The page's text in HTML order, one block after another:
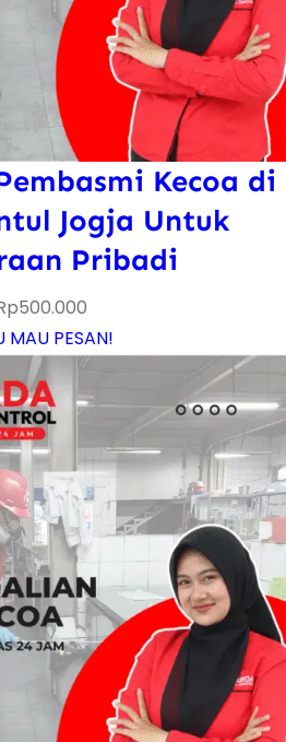
Kecoa di
Jogja Untuk
Pribadi
500.000
MAU PESAN!